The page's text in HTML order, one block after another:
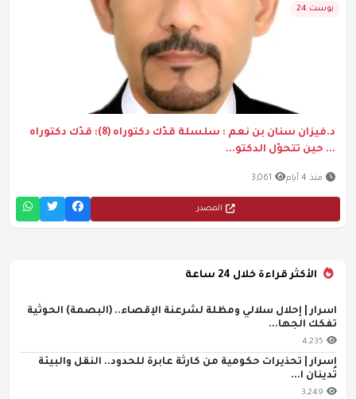
بوست 24
د.فيزان سنان بن نعم : سلسلة قدّك دكتوراه (8): قدّك دكتوراه
... حين تتحوّل الدكتو...
منذ 4 أيام 3,061
المصدر
الأكثر قراءة خلال 24 ساعة
اسرار | إحلال سلالي ومظلة لشرعنة الإقصاء.. (البصمة) الحوثية
تفكك الجها...
4,235
اسرار | تحذيرات حكومية من كارثة عابرة للحدود.. النقل والبيئة
تُدينان ا...
3,249